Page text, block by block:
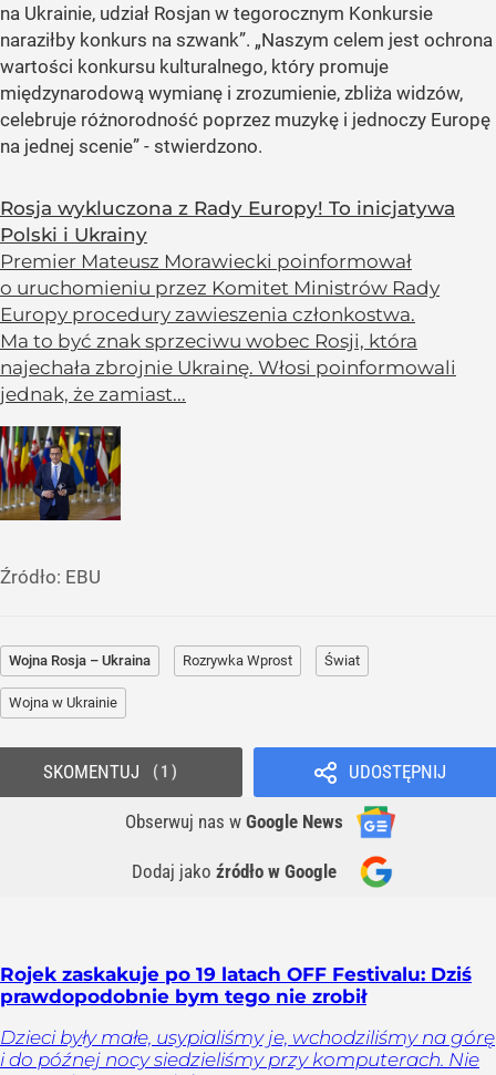
na Ukrainie, udział Rosjan w tegorocznym Konkursie
naraziłby konkurs na szwank”. „Naszym celem jest ochrona
wartości konkursu kulturalnego, który promuje
międzynarodową wymianę i zrozumienie, zbliża widzów,
celebruje różnorodność poprzez muzykę i jednoczy Europę
na jednej scenie” - stwierdzono.
Rosja wykluczona z Rady Europy! To inicjatywa
Polski i Ukrainy
Premier Mateusz Morawiecki poinformował
o uruchomieniu przez Komitet Ministrów Rady
Europy procedury zawieszenia członkostwa.
Ma to być znak sprzeciwu wobec Rosji, która
najechała zbrojnie Ukrainę. Włosi poinformowali
jednak, że zamiast...
Źródło: EBU
Wojna Rosja – Ukraina Rozrywka Wprost Świat
Wojna w Ukrainie
UDOSTĘPNIJ
Obserwuj nas w Google News
Dodaj jako źródło w Google
SKOMENTUJ 1
Rojek zaskakuje po 19 latach OFF Festivalu: Dziś
prawdopodobnie bym tego nie zrobił
Dzieci były małe, usypialiśmy je, wchodziliśmy na górę
i do późnej nocy siedzieliśmy przy komputerach. Nie